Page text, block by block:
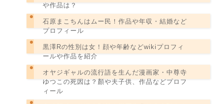
や作品は？
石原まこちんはムー民！作品や年収・結婚など
プロフィール
黒澤Rの性別は女！顔や年齢などwikiプロフィ
ールや作品を紹介
オヤジギャルの流行語を生んだ漫画家・中尊寺
ゆつこの死因は？顏や夫子供、作品などプロフ
ィール